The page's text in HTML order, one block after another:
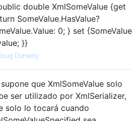
double XmlSomeValue {get
SomeValue.HasValue?
0; } set {SomeValue
}}
Domeny
supone que XmlSomeValue solo
ser utilizado por XmlSerializer,
solo lo tocará cuando